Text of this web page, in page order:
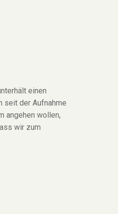
einen
seit der Aufnahme
angehen wollen,
wir zum